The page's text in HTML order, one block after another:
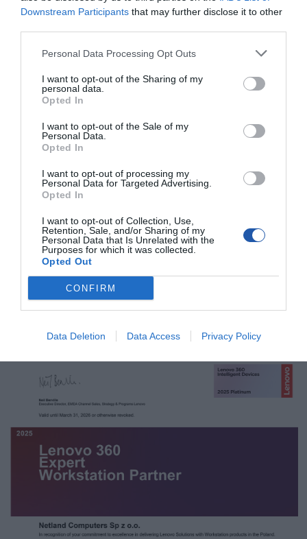
Downstream Participants that may further disclose it to other
Personal Data Processing Opt Outs
I want to opt-out of the Sharing of my
personal data.
Opted In
I want to opt-out of the Sale of my
Personal Data.
Opted In
I want to opt-out of processing my
Personal Data for Targeted Advertising.
Opted In
I want to opt-out of Collection, Use,
Retention, Sale, and/or Sharing of my
Personal Data that Is Unrelated with the
Purposes for which it was collected.
Opted Out
CONFIRM
Data Deletion Data Access Privacy Policy